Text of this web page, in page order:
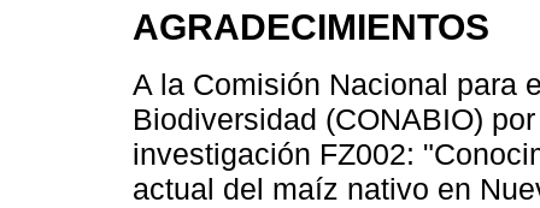
AGRADECIMIENTOS
A la Comisión Nacional para
Biodiversidad (CONABIO)
investigación FZ002:
actual del maíz nativo en